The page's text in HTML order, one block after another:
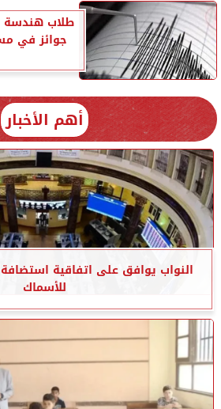
جوائز في
أهم الأخبار
النواب يوافق على اتفاقية
للأسماك